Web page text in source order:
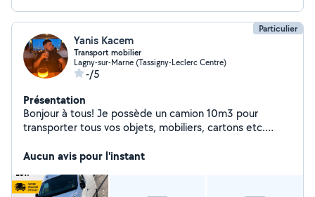
Particulier
Yanis Kacem
Transport mobilier
Lagny-sur-Marne (Tassigny-Leclerc Centre)
-/5
Présentation
Bonjour à tous! Je possède un camion 10m3 pour
transporter tous vos objets, mobiliers, cartons etc.
Aucun avis pour l'instant